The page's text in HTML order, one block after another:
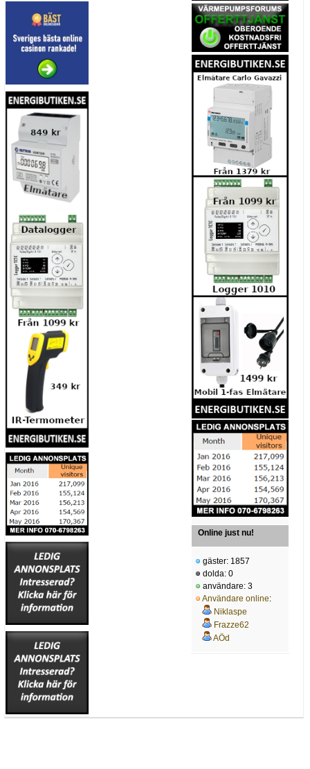
Online just nu!
gäster: 1857
dolda: 0
användare: 3
Användare online:
Niklaspe
Frazze62
AÖd